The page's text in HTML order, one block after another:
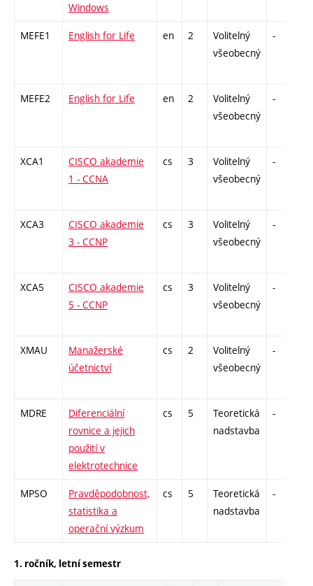
Windows
MEFE1 English for Life en 2
Volitelný
všeobecný
-
MEFE2 English for Life en 2
Volitelný
všeobecný
-
XCA1
CISCO akademie
1 - CCNA
cs 3
Volitelný
všeobecný
-
XCA3
CISCO akademie
3 - CCNP
cs 3
Volitelný
všeobecný
-
XCA5
CISCO akademie
5 - CCNP
cs 3
Volitelný
všeobecný
-
XMAU
Manažerské
účetnictví
cs 2
Volitelný
všeobecný
-
MDRE
Diferenciální
rovnice a jejich
použití v
elektrotechnice
cs 5
Teoretická
nadstavba
-
MPSO
Pravděpodobnost,
statistika a
operační výzkum
cs 5
Teoretická
nadstavba
-
1. ročník, letní semestr